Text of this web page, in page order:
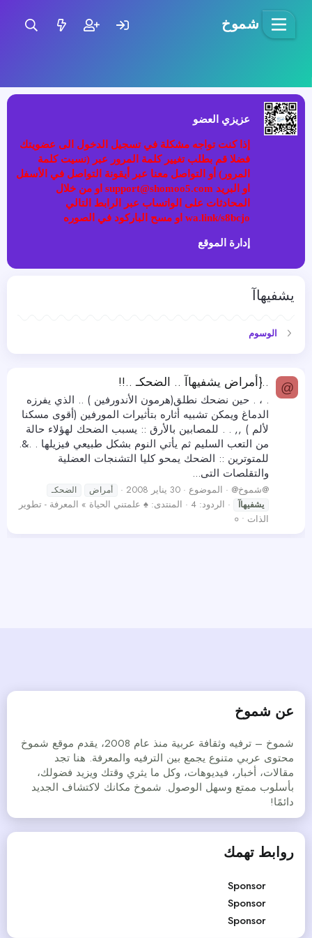
شموخ
عزيزي العضو
إذا كنت تواجه مشكلة في تسجيل الدخول الى عضويتك
فضلا قم بطلب تغيير كلمة المرور عبر (نسيت كلمة
المرور) أو التواصل معنا عبر أيقونة التواصل في الأسفل
او البريد support@shomoo5.com او من خلال
المحادثات على الواتساب عبر الرابط التالي
wa.link/s8bcjo او مسح الباركود في الصوره
إدارة الموقع
يشفيهاآ
الوسوم
@ ..{أمراض يشفيهاآ .. الضحكـ ..!!
. ، . حين نضحك نطلق(هرمون الأندورفين ) .. الذي يفرزه
الدماغ ويمكن تشبيه أثاره بتأثيرات المورفين (أقوى مسكنا
لألم ) ,, . . للمصابين بالأرق :: يسبب الضحك لهؤلاء حالة
من التعب السليم ثم يأتي النوم بشكل طبيعي فيزيلها . .&.
للمتوترين :: الضحك يمحو كليا التشنجات العضلية
والتقلصات التى...
@شموخ@ الموضوع 30 يناير 2008 أمراض
الضحكـ
يشفيهاآ
الردود: 4 المنتدى: ♠ علمتني الحياة » المعرفة - تطوير
الذات • ०
عن شموخ
شموخ – ترفيه وثقافة عربية منذ عام 2008، يقدم موقع شموخ
محتوى عربي متنوع يجمع بين الترفيه والمعرفة. هنا تجد
مقالات، أخبار، فيديوهات، وكل ما يثري وقتك ويزيد فضولك،
بأسلوب ممتع وسهل الوصول. شموخ مكانك لاكتشاف الجديد
دائمًا!
روابط تهمك
Sponsor
Sponsor
Sponsor